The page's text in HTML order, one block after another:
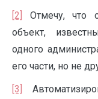
[2]
Отмечу, что
объект,
одного
его части, но не
[3]